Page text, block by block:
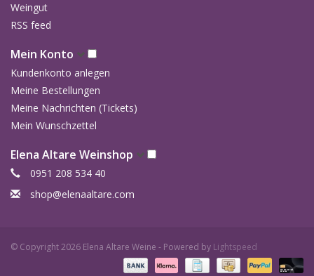
Weingut
RSS feed
Mein Konto
Kundenkonto anlegen
Meine Bestellungen
Meine Nachrichten (Tickets)
Mein Wunschzettel
Elena Altare Weinshop
0951 208 534 40
shop@elenaaltare.com
© Copyright 2026 Elena Altare Weine - Powered by Lightspeed